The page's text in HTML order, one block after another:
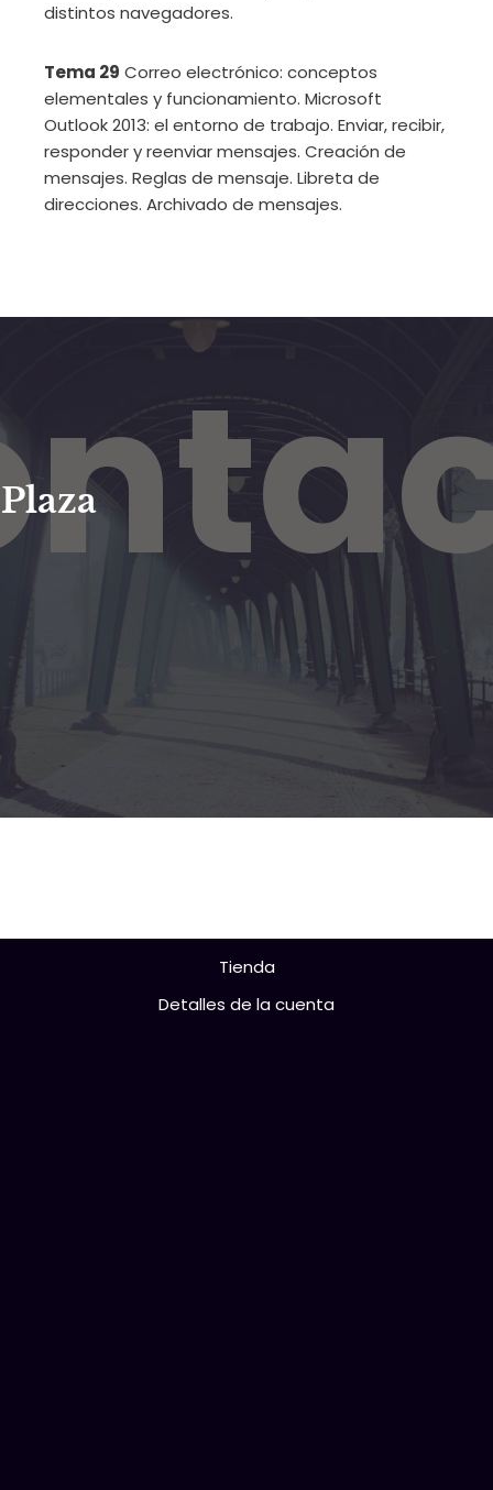
distintos navegadores.
Tema 29 Correo electrónico: conceptos
elementales y funcionamiento. Microsoft
Outlook 2013: el entorno de trabajo. Enviar, recibir,
responder y reenviar mensajes. Creación de
mensajes. Reglas de mensaje. Libreta de
direcciones. Archivado de mensajes.
Tienda
Detalles de la cuenta